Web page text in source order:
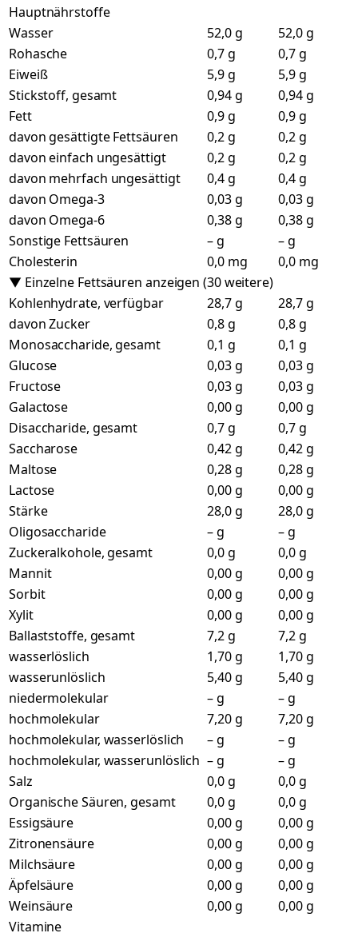
Hauptnährstoffe
Wasser
52,0 g
52,0 g
Rohasche
0,7 g
0,7 g
Eiweiß
5,9 g
5,9 g
Stickstoff, gesamt
0,94 g
0,94 g
Fett
0,9 g
0,9 g
davon gesättigte Fettsäuren
0,2 g
0,2 g
davon einfach ungesättigt
0,2 g
0,2 g
davon mehrfach ungesättigt
0,4 g
0,4 g
davon Omega-3
0,03 g
0,03 g
davon Omega-6
0,38 g
0,38 g
Sonstige Fettsäuren
– g
– g
Cholesterin
0,0 mg
0,0 mg
▼ Einzelne Fettsäuren anzeigen (30 weitere)
Kohlenhydrate, verfügbar
28,7 g
28,7 g
davon Zucker
0,8 g
0,8 g
Monosaccharide, gesamt
0,1 g
0,1 g
Glucose
0,03 g
0,03 g
Fructose
0,03 g
0,03 g
Galactose
0,00 g
0,00 g
Disaccharide, gesamt
0,7 g
0,7 g
Saccharose
0,42 g
0,42 g
Maltose
0,28 g
0,28 g
Lactose
0,00 g
0,00 g
Stärke
28,0 g
28,0 g
Oligosaccharide
– g
– g
Zuckeralkohole, gesamt
0,0 g
0,0 g
Mannit
0,00 g
0,00 g
Sorbit
0,00 g
0,00 g
Xylit
0,00 g
0,00 g
Ballaststoffe, gesamt
7,2 g
7,2 g
wasserlöslich
1,70 g
1,70 g
wasserunlöslich
5,40 g
5,40 g
niedermolekular
– g
– g
hochmolekular
7,20 g
7,20 g
hochmolekular, wasserlöslich
– g
– g
hochmolekular, wasserunlöslich – g
– g
Salz
0,0 g
0,0 g
Organische Säuren, gesamt
0,0 g
0,0 g
Essigsäure
0,00 g
0,00 g
Zitronensäure
0,00 g
0,00 g
Milchsäure
0,00 g
0,00 g
Äpfelsäure
0,00 g
0,00 g
Weinsäure
0,00 g
0,00 g
Vitamine